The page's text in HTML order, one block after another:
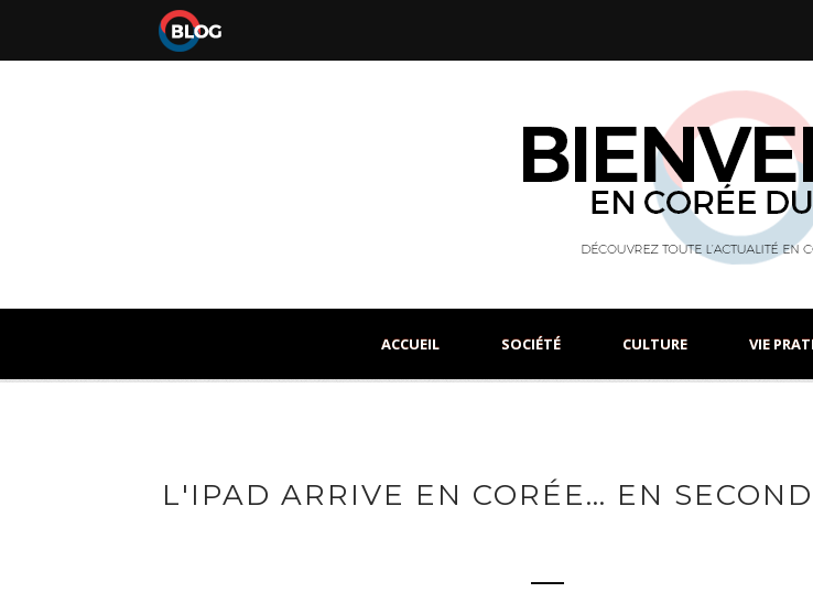
ACCUEIL SOCIÉTÉ CULTURE VIE
L'IPAD ARRIVE EN CORÉE… EN